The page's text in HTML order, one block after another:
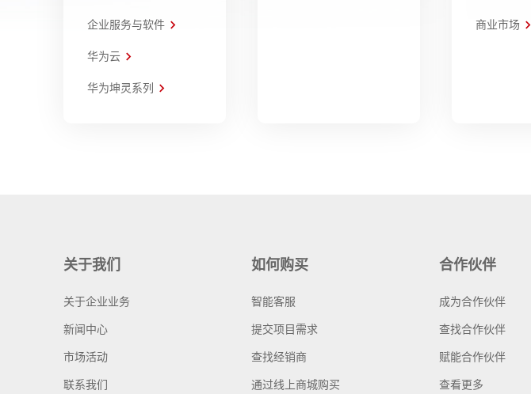
企业服务与软件
华为云
华为坤灵系列
商业市场
关于我们
关于企业业务
新闻中心
市场活动
联系我们
如何购买
智能客服
提交项目需求
查找经销商
通过线上商城购买
合作伙伴
成为合作伙伴
查找合作伙伴
赋能合作伙伴
查看更多